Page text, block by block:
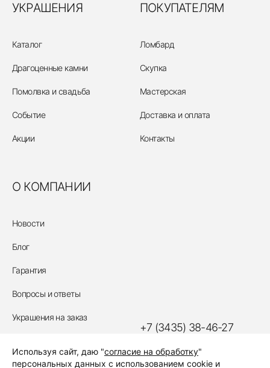
УКРАШЕНИЯ
Каталог
Драгоценные камни
Помолвка и свадьба
Событие
Акции
ПОКУПАТЕЛЯМ
Ломбард
Скупка
Мастерская
Доставка и оплата
Контакты
О КОМПАНИИ
Новости
Блог
Гарантия
Вопросы и ответы
Украшения на заказ
персональных данных
+7 (3435) 38-46-27
ЗАКАЗАТЬ ЗВОНОК
Используя сайт, даю "согласие на обработку"
персональных данных с использованием cookie и